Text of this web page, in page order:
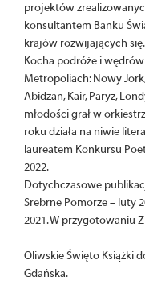
projektów
konsultantem Banku
krajów rozwijających się.
Kocha podróże i
Metropoliach: Nowy Jork,
Abidżan, Kair, Paryż,
młodości grał w
roku działa na niwie
laureatem Konkursu
2022.
Dotychczasowe
Srebrne Pomorze – luty
2021. W przygotowaniu
Oliwskie Święto Książki
Gdańska.